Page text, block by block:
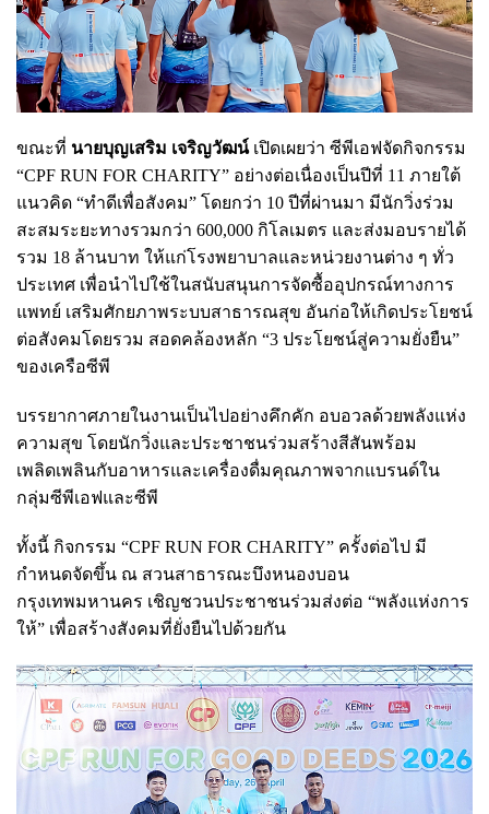
ขณะที่ นายบุญเสริม เจริญวัฒน์เปิดเผยว่า ซีพีเอฟจัดกิจกรรม
“CPF RUN FOR CHARITY” อย่างต่อเนื่องเป็นปีที่ 11 ภายใต้
แนวคิด “ทำดีเพื่อสังคม” โดยกว่า 10 ปีที่ผ่านมา มีนักวิ่งร่วม
สะสมระยะทางรวมกว่า 600,000 กิโลเมตร และส่งมอบรายได้
รวม 18 ล้านบาท ให้แก่โรงพยาบาลและหน่วยงานต่าง ๆ ทั่ว
ประเทศ เพื่อนำไปใช้ในสนับสนุนการจัดซื้ออุปกรณ์ทางการ
แพทย์ เสริมศักยภาพระบบสาธารณสุข อันก่อให้เกิดประโยชน์
ต่อสังคมโดยรวม สอดคล้องหลัก “3 ประโยชน์สู่ความยั่งยืน”
ของเครือซีพี
บรรยากาศภายในงานเป็นไปอย่างคึกคัก อบอวลด้วยพลังแห่ง
ความสุข โดยนักวิ่งและประชาชนร่วมสร้างสีสันพร้อม
เพลิดเพลินกับอาหารและเครื่องดื่มคุณภาพจากแบรนด์ใน
กลุ่มซีพีเอฟและซีพี
ทั้งนี้ กิจกรรม “CPF RUN FOR CHARITY” ครั้งต่อไป มี
กำหนดจัดขึ้น ณ สวนสาธารณะบึงหนองบอน
กรุงเทพมหานคร เชิญชวนประชาชนร่วมส่งต่อ “พลังแห่งการ
ให้” เพื่อสร้างสังคมที่ยั่งยืนไปด้วยกัน